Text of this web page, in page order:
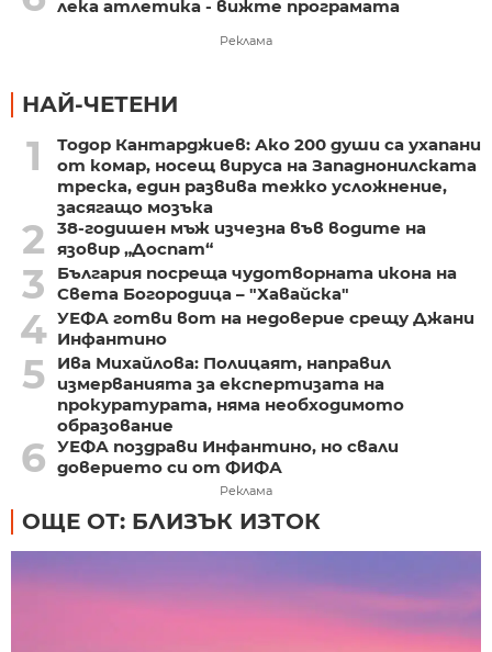
лека атлетика - вижте програмата
Реклама
НАЙ-ЧЕТЕНИ
1
Тодор Кантарджиев: Ако 200 души са ухапани
от комар, носещ вируса на Западнонилската
треска, един развива тежко усложнение,
засягащо мозъка
2
38-годишен мъж изчезна във водите на
язовир „Доспат“
3
България посреща чудотворната икона на
Света Богородица – "Хавайска"
4 УЕФА готви вот на недоверие срещу Джани
Инфантино
5
Ива Михайлова: Полицаят, направил
измерванията за експертизата на
прокуратурата, няма необходимото
образование
6 УЕФА поздрави Инфантино, но свали
доверието си от ФИФА
Реклама
ОЩЕ ОТ: БЛИЗЪК ИЗТОК